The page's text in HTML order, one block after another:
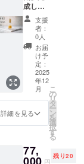
成した
商品5本
・詳
細：セ
ラム
ルネッ
サン
ス
ボー
テ 5本
・提供
方法：
完成後
宅急便
送
支援
者：
0人
お届
け予
定：
2025
年12
月
詳細を見る
こ
の
リ
タ
ー
ン
を
選
択
す
る
77,
円
残り20